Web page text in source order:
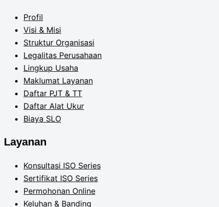
Profil
Visi & Misi
Struktur Organisasi
Legalitas Perusahaan
Lingkup Usaha
Maklumat Layanan
Daftar PJT & TT
Daftar Alat Ukur
Biaya SLO
Layanan
Konsultasi ISO Series
Sertifikat ISO Series
Permohonan Online
Keluhan & Banding